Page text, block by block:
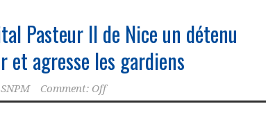
Pasteur II de Nice un détenu
et agresse les gardiens
SNPM Comment: Off